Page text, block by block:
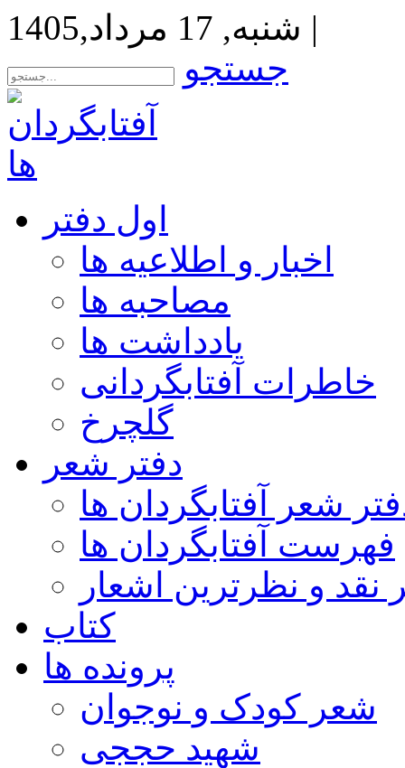
شنبه, 17 مرداد,1405 |
جستجو
اول دفتر
اخبار و اطلاعیه ها
مصاحبه ها
یادداشت ها
خاطرات آفتابگردانی
گلچرخ
دفتر شعر
شعر آفتابگردان ها
فهرست آفتابگردان ها
نقد و نظرترین اشعار
کتاب
پرونده ها
شعر کودک و نوجوان
شهید حججی